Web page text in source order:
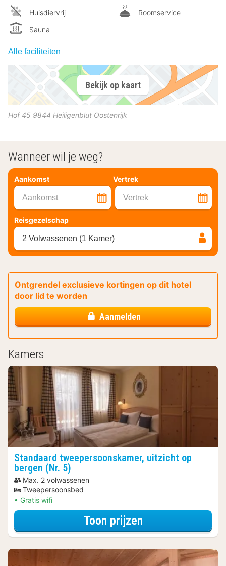
Huisdiervrij
Sauna
Roomservice
Alle faciliteiten
Bekijk op kaart
Hof 45 9844 Heiligenblut Oostenrijk
Wanneer wil je weg?
Aankomst Vertrek
Aankomst Vertrek
Reisgezelschap
2 Volwassenen (1 Kamer)
Ontgrendel exclusieve kortingen op dit hotel
door lid te worden
Aanmelden
Kamers
Standaard tweepersoonskamer, uitzicht op
bergen (Nr. 5)
Max. 2 volwassenen
Tweepersoonsbed
Gratis wifi
Toon prijzenvoor Standaard